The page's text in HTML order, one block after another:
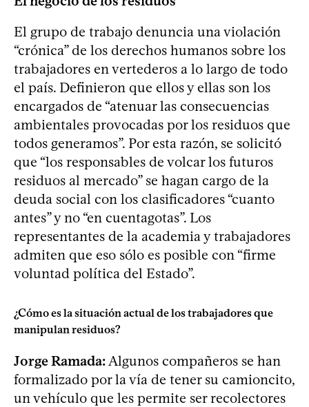
El grupo de trabajo denuncia una violación
“crónica” de los derechos humanos sobre los
trabajadores en vertederos a lo largo de todo
el país. Definieron que ellos y ellas son los
encargados de “atenuar las consecuencias
ambientales provocadas por los residuos que
todos generamos”. Por esta razón, se solicitó
que “los responsables de volcar los futuros
residuos al mercado” se hagan cargo de la
deuda social con los clasificadores “cuanto
antes” y no “en cuentagotas”. Los
representantes de la academia y trabajadores
admiten que eso sólo es posible con “firme
voluntad política del Estado”.
¿Cómo es la situación actual de los trabajadores que
manipulan residuos?
Jorge Ramada: Algunos compañeros se han
formalizado por la vía de tener su camioncito,
un vehículo que les permite ser recolectores